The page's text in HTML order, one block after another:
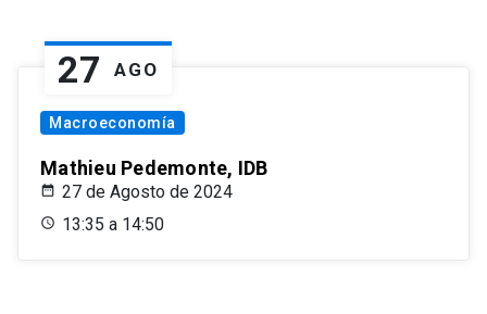
27 AGO
Macroeconomía
Mathieu Pedemonte, IDB
27 de Agosto de 2024
13:35 a 14:50